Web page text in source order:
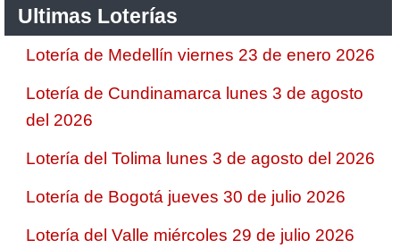
Ultimas Loterías
Lotería de Medellín viernes 23 de enero 2026
Lotería de Cundinamarca lunes 3 de agosto
del 2026
Lotería del Tolima lunes 3 de agosto del 2026
Lotería de Bogotá jueves 30 de julio 2026
Lotería del Valle miércoles 29 de julio 2026